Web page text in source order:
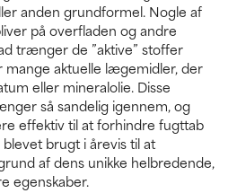
anden grundformel. Nogle af
på overfladen og andre
trænger de ”aktive” stoffer
mange aktuelle lægemidler, der
eller mineralolie. Disse
så sandelig igennem, og
effektiv til at forhindre fugttab
brugt i årevis til at
af dens unikke helbredende,
egenskaber.